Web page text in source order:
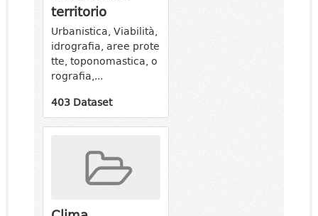
territorio
Urbanistica, Viabilità,
idrografia, aree prote
tte, toponomastica, o
rografia,...
403 Dataset